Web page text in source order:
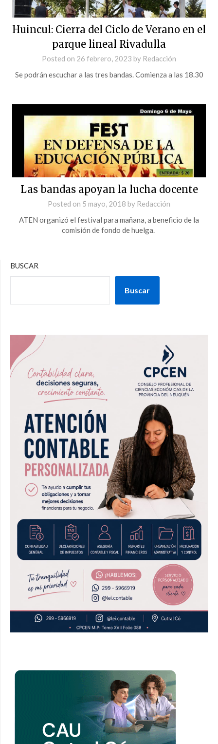
Huincul: Cierra del Ciclo de Verano en el
parque lineal Rivadulla
Posted on 26 febrero, 2023 by Redacción
Se podrán escuchar a las tres bandas. Comienza a las 18.30
Las bandas apoyan la lucha docente
Posted on 5 mayo, 2018 by Redacción
ATEN organizó el festival para mañana, a beneficio de la
comisión de fondo de huelga.
BUSCAR
Buscar